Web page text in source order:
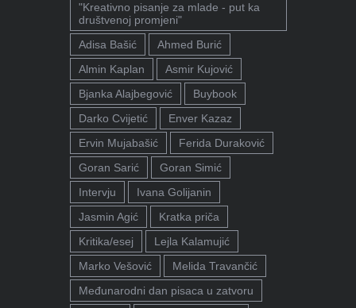
"Kreativno pisanje za mlade - put ka
društvenoj promjeni"
Adisa Bašić
Ahmed Burić
Almin Kaplan
Asmir Kujović
Bjanka Alajbegović
Buybook
Darko Cvijetić
Enver Kazaz
Ervin Mujabašić
Ferida Duraković
Goran Sarić
Goran Simić
Intervju
Ivana Golijanin
Jasmin Agić
Kratka priča
Kritika/esej
Lejla Kalamujić
Marko Vešović
Melida Travančić
Međunarodni dan pisaca u zatvoru